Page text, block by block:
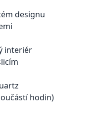
designu
interiér
hodin)